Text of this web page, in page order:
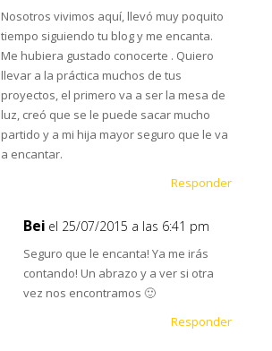
Nosotros vivimos aquí, llevó muy poquito
tiempo siguiendo tu blog y me encanta.
Me hubiera gustado conocerte . Quiero
llevar a la práctica muchos de tus
proyectos, el primero va a ser la mesa de
luz, creó que se le puede sacar mucho
partido y a mi hija mayor seguro que le va
a encantar.
Responder
Bei el 25/07/2015 a las 6:41 pm
Seguro que le encanta! Ya me irás
contando! Un abrazo y a ver si otra
vez nos encontramos 🙂
Responder